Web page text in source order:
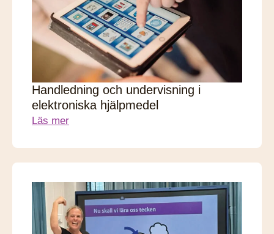
Handledning och undervisning i
elektroniska hjälpmedel
Läs mer